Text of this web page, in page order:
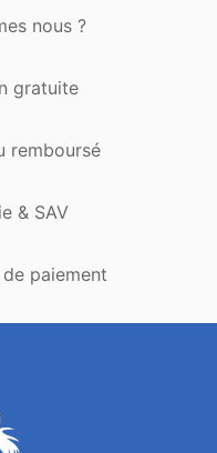
nous ?
gratuite
remboursé
& SAV
paiement